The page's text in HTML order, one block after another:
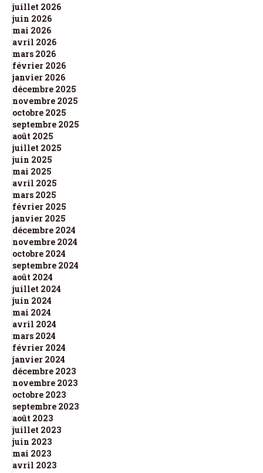
juillet 2026
juin 2026
mai 2026
avril 2026
mars 2026
février 2026
janvier 2026
décembre 2025
novembre 2025
octobre 2025
septembre 2025
août 2025
juillet 2025
juin 2025
mai 2025
avril 2025
mars 2025
février 2025
janvier 2025
décembre 2024
novembre 2024
octobre 2024
septembre 2024
août 2024
juillet 2024
juin 2024
mai 2024
avril 2024
mars 2024
février 2024
janvier 2024
décembre 2023
novembre 2023
octobre 2023
septembre 2023
août 2023
juillet 2023
juin 2023
mai 2023
avril 2023